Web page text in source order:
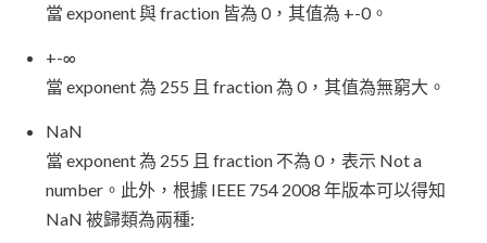
當 exponent 與 fraction 皆為 0，其值為 +-0。
+-∞
當 exponent 為 255 且 fraction 為 0，其值為無窮大。
NaN
當 exponent 為 255 且 fraction 不為 0，表示 Not a
number。此外，根據 IEEE 754 2008 年版本可以得知
NaN 被歸類為兩種: